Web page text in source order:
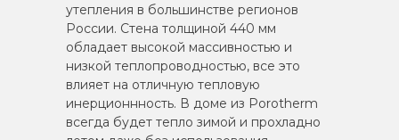
утепления в большинстве регионов
России. Стена толщиной 440 мм
обладает высокой массивностью и
низкой теплопроводностью, все это
влияет на отличную тепловую
инерционнность. В доме из Porotherm
всегда будет тепло зимой и прохладно